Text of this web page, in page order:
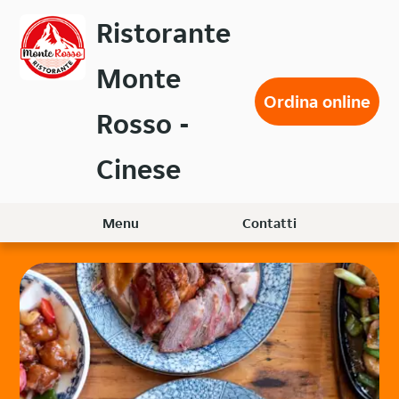
contenuto
principale
Ristorante
Monte
Rosso -
Cinese
Ordina online
Menu Contatti